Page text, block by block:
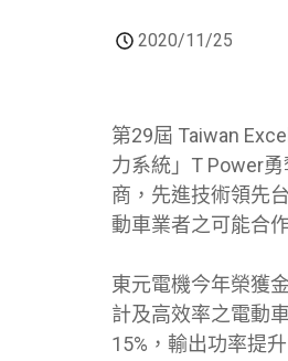
2020/11/25
第29屆 Taiwan
力系統」T Power
商，先進技術領先
動車業者之可能合
東元電機今年榮獲
計及高效率之電動
15%，輸出功率提